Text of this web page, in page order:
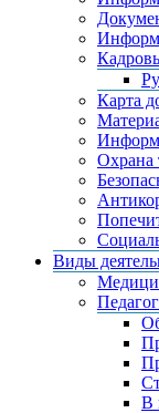
Карта
Охрана
Виды
В